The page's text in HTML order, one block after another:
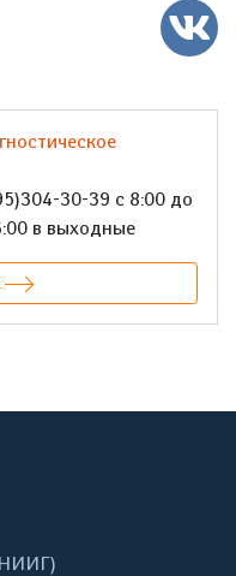
30-39 с 8:00 до
в выходные